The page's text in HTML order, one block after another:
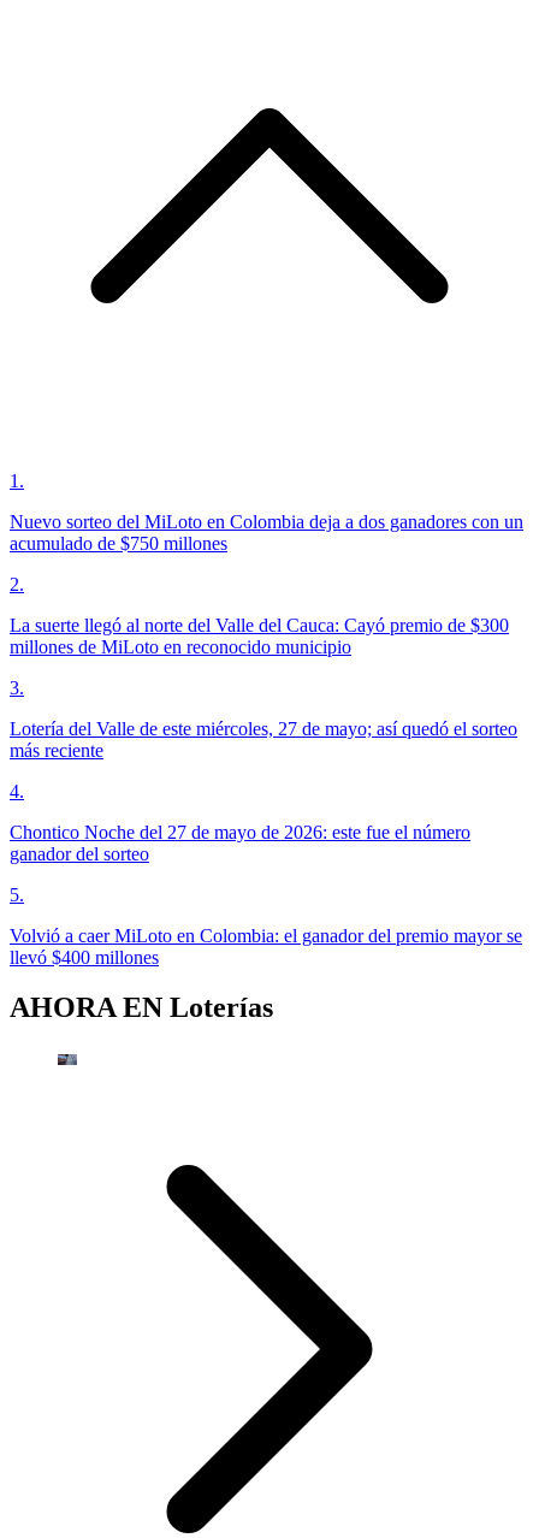
1 .
Nuevo sorteo del MiLoto en Colombia deja a dos ganadores con un
acumulado de $750 millones
2.
La suerte llegó al norte del Valle del Cauca: Cayó premio de $300
millones de MiLoto en reconocido municipio
3.
Lotería del Valle de este miércoles, 27 de mayo; así quedó el sorteo
más reciente
4.
Chontico Noche del 27 de mayo de 2026: este fue el número
ganador del sorteo
5.
Volvió a caer MiLoto en Colombia: el ganador del premio mayor se
llevó $400 millones
AHORA EN Loterías